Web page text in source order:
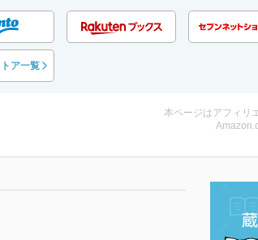
ア一覧
本ページはアフィリ